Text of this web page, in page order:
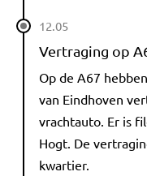
12.05
Vertraging op
Op de A67
van Eindhoven
vrachtauto. Er is
Hogt. De
kwartier.